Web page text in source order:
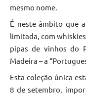
mesmo nome.
É neste âmbito que
limitada, com
pipas de vinhos do
Madeira – a
Esta coleção única
8 de setembro,